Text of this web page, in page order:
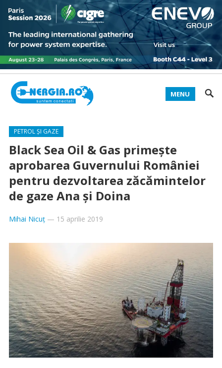
MENU
PETROL ȘI GAZE
Black Sea Oil & Gas primește
aprobarea Guvernului României
pentru dezvoltarea zăcămintelor
de gaze Ana și Doina
Mihai Nicuț— 15 aprilie 2019